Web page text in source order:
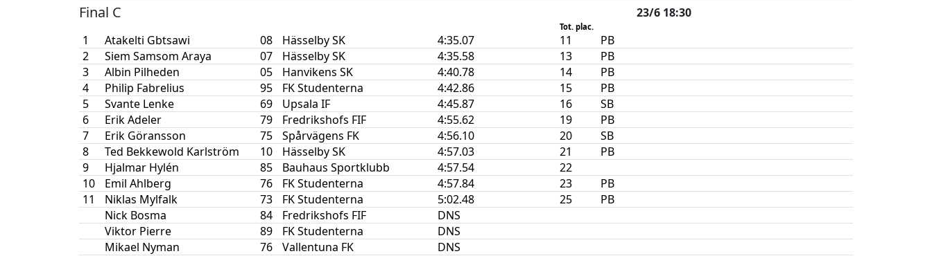
Final C 23/6 18:30
Tot. plac.
1 Atakelti Gbtsawi 08 Hässelby SK 4:35.07 11
PB
2
Siem Samsom Araya 07 Hässelby SK 4:35.58 13
PB
3
Albin Pilheden 05 Hanvikens SK 4:40.78 14
PB
4
Philip Fabrelius 95 FK Studenterna 4:42.86 15
PB
5
Svante Lenke 69 Upsala IF 4:45.87 16
SB
6
Erik Adeler 79 Fredrikshofs FIF 4:55.62 19
PB
7
Erik Göransson 75 Spårvägens FK 4:56.10 20
SB
8
Ted Bekkewold Karlström 10 Hässelby SK 4:57.03 21
PB
9
Hjalmar Hylén 85 Bauhaus Sportklubb 4:57.54
22
10
Emil Ahlberg 76 FK Studenterna 4:57.84 23
PB
11
Niklas Mylfalk 73 FK Studenterna 5:02.48 25
PB
Nick Bosma
84 Fredrikshofs FIF
DNS
Viktor Pierre
89 FK Studenterna
DNS
Mikael Nyman
76 Vallentuna FK DNS